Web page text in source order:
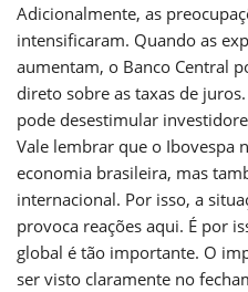
Adicionalmente, as
intensificaram. Quando as
aumentam, o Banco Central
direto sobre as taxas de
pode desestimular
Vale lembrar que o Ibovespa
economia brasileira, mas
internacional. Por isso, a
provoca reações aqui. É por
global é tão importante. O
ser visto claramente no